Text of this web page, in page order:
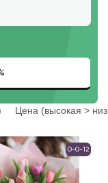
Цена (высокая >
0-0-12